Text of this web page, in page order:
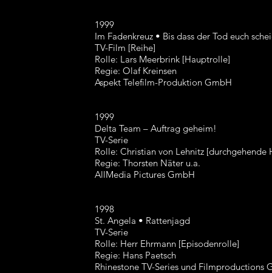
1999
Im Fadenkreuz • Bis dass der Tod euch
TV-Film [Reihe]
Rolle: Lars Meerbrink [Hauptrolle]
Regie: Olaf Kreinsen
Aspekt Telefilm-Produktion GmbH
1999
Delta Team – Auftrag geheim!
TV-Serie
Rolle: Christian von Lehnitz [durchgehende
Regie: Thorsten Näter u.a.
AllMedia Pictures GmbH
1998
St. Angela • Rattenjagd
TV-Serie
Rolle: Herr Ehrmann [Episodenrolle]
Regie: Hans Paetsch
Rhinestone TV-Series und Filmproductions